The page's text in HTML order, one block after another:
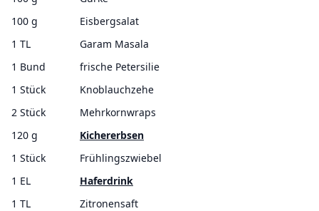
100 g
Eisbergsalat
1 TL
Garam Masala
1 Bund
frische Petersilie
1 Stück
Knoblauchzehe
2 Stück
Mehrkornwraps
120 g
Kichererbsen
1 Stück
Frühlingszwiebel
1 EL
Haferdrink
1 TL
Zitronensaft